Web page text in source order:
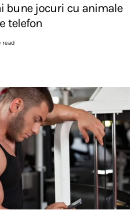
bune jocuri cu animale
telefon
read